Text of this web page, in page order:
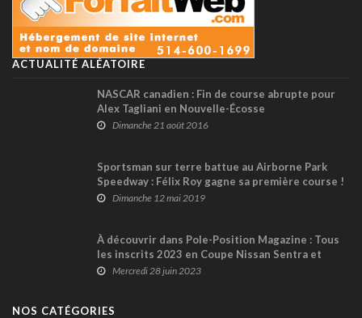
ACTUALITÉ ALÉATOIRE
NASCAR canadien : Fin de course abrupte pour
Alex Tagliani en Nouvelle-Écosse
Dimanche 21 août 2016
Sportsman sur terre battue au Airborne Park
Speedway : Félix Roy gagne sa première course !
Dimanche 12 mai 2019
À découvrir dans Pole-Position Magazine : Tous
les inscrits 2023 en Coupe Nissan Sentra et
l’histoire de la série au GP3R
Mercredi 28 juin 2023
NOS CATÉGORIES